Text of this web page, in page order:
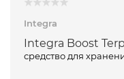
Integra
Integra Boost
средство для